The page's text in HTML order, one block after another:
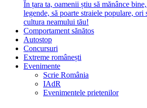
În țara ta, oamenii știu să mănânce
legende, să poarte straiele populare, ori
cultura neamului tău!
Comportament sănătos
Autostop
Concursuri
Extreme românești
Evenimente
Scrie România
IAdR
Evenimentele prietenilor